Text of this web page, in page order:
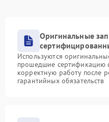
Оригинальные
Используются
прошедшие сертификацию
корректную работу после
гарантийных обязательств